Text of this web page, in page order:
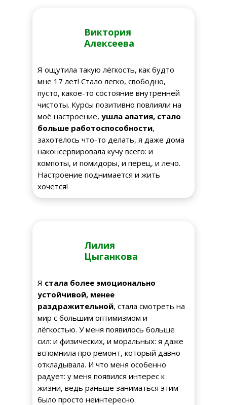
Виктория
Алексеева
Я ощутила такую лёгкость, как будто
мне 17 лет! Стало легко, свободно,
пусто, какое-то состояние внутренней
чистоты. Курсы позитивно повлияли на
моё настроение, ушла апатия, стало
больше работоспособности,
захотелось что-то делать, я даже дома
наконсервировала кучу всего: и
компоты, и помидоры, и перец, и лечо.
Настроение поднимается и жить
хочется!
Лилия
Цыганкова
Я стала более эмоционально
устойчивой, менее
раздражительной, стала смотреть на
мир с большим оптимизмом и
лёгкостью. У меня появилось больше
сил: и физических, и моральных: я даже
вспомнила про ремонт, который давно
откладывала. И что меня особенно
радует: у меня появился интерес к
жизни, ведь раньше заниматься этим
было просто неинтересно.